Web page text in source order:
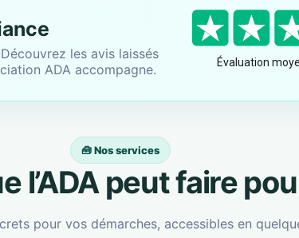
les avis laissés
ADA accompagne.
🧰 Nos services
l’ADA peut faire
pour vos démarches, accessibles en